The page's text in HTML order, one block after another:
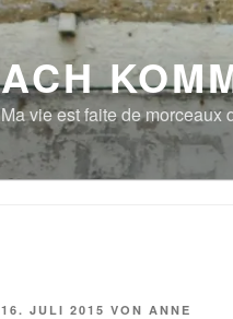
ACH
Ma vie est faite de morceaux
VERÖFFENTLICHT
16. JULI 2015 VON ANNE